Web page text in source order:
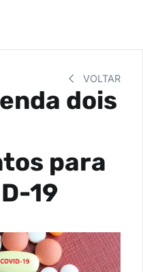
VOLTAR
dois
para
19